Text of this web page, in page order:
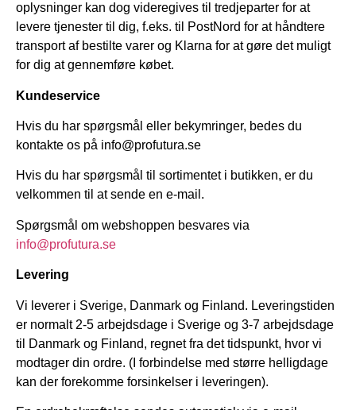
oplysninger kan dog videregives til tredjeparter for at
levere tjenester til dig, f.eks. til PostNord for at håndtere
transport af bestilte varer og Klarna for at gøre det muligt
for dig at gennemføre købet.
Kundeservice
Hvis du har spørgsmål eller bekymringer, bedes du
kontakte os på info@profutura.se
Hvis du har spørgsmål til sortimentet i butikken, er du
velkommen til at sende en e-mail.
Spørgsmål om webshoppen besvares via
info@profutura.se
Levering
Vi leverer i Sverige, Danmark og Finland. Leveringstiden
er normalt 2-5 arbejdsdage i Sverige og 3-7 arbejdsdage
til Danmark og Finland, regnet fra det tidspunkt, hvor vi
modtager din ordre. (I forbindelse med større helligdage
kan der forekomme forsinkelser i leveringen).